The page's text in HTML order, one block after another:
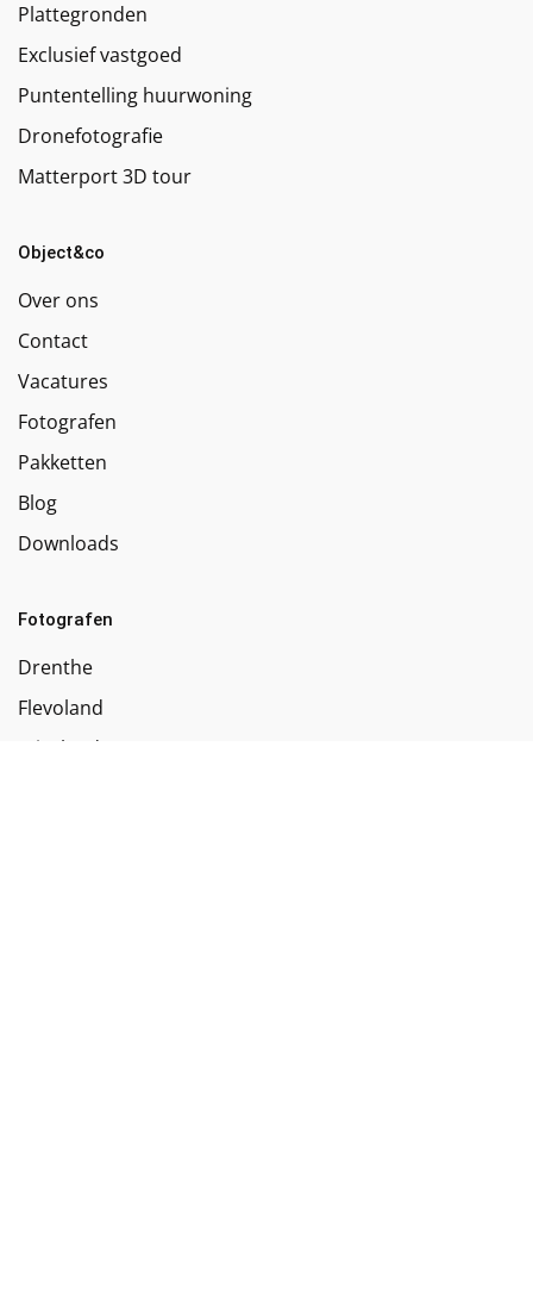
Plattegronden
Exclusief vastgoed
Puntentelling huurwoning
Dronefotografie
Matterport 3D tour
Object&co
Over ons
Contact
Vacatures
Fotografen
Pakketten
Blog
Downloads
Fotografen
Drenthe
Flevoland
Friesland